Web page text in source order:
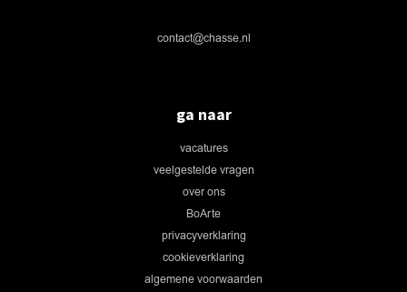
contact@chasse.nl
ga naar
vacatures
veelgestelde vragen
over ons
BoArte
privacyverklaring
cookieverklaring
algemene voorwaarden